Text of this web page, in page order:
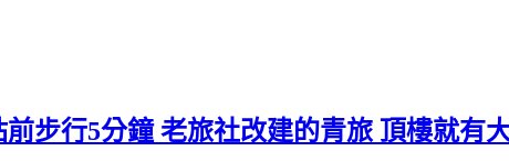
前步行5分鐘 老旅社改建的青旅 頂樓就有